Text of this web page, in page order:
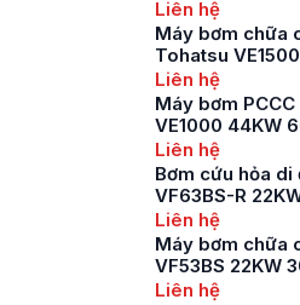
Liên hệ
Máy bơm chữa
Tohatsu
Liên hệ
Máy bơm
VE1000 44KW
Liên hệ
Bơm cứu hỏa
VF63BS-R
Liên hệ
Máy bơm chữa
VF53BS 22KW
Liên hệ